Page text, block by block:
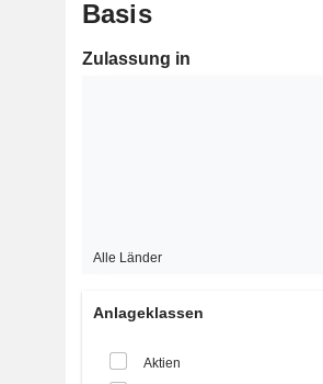
Basis
Zulassung in
Alle Länder
Anlageklassen
Aktien